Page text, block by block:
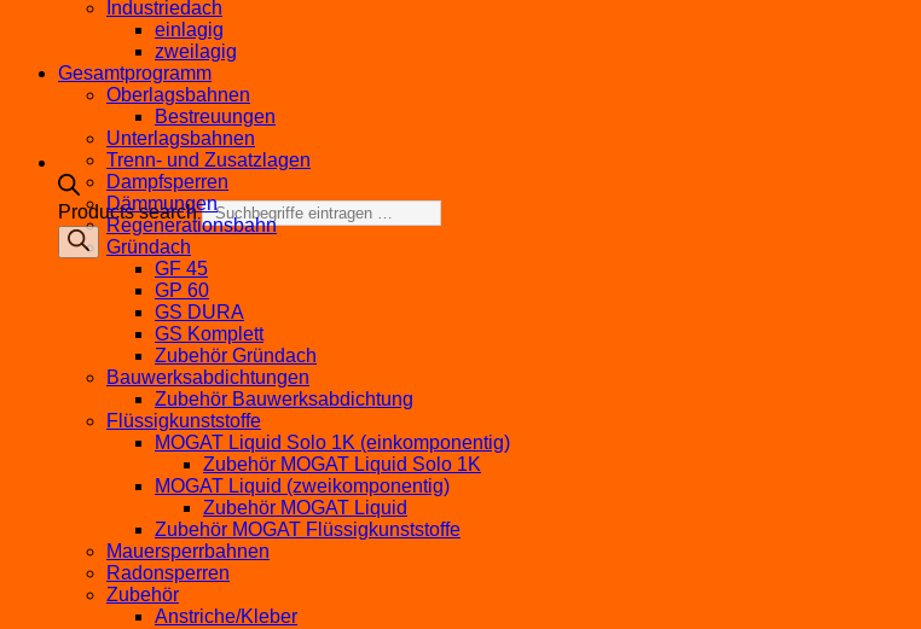
Products search
Industriedach
einlagig
zweilagig
Gesamtprogramm
Oberlagsbahnen
Bestreuungen
Unterlagsbahnen
Trenn- und Zusatzlagen
Dampfsperren
Dämmungen
Regenerationsbahn
Gründach
GF 45
GP 60
GS DURA
GS Komplett
Zubehör Gründach
Bauwerksabdichtungen
Zubehör Bauwerksabdichtung
Flüssigkunststoffe
MOGAT Liquid Solo 1K (einkomponentig)
Zubehör MOGAT Liquid Solo 1K
MOGAT Liquid (zweikomponentig)
Zubehör MOGAT Liquid
Zubehör MOGAT Flüssigkunststoffe
Mauersperrbahnen
Radonsperren
Zubehör
Anstriche/Kleber